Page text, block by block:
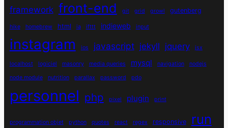
framework front-end git grid growl gutenberg
hike homebrew html ia ifttt indieweb input
instagram ios javascript jekyll jquery jsx
localhost logiciel masonry media queries mysql navigation nodejs
node module nutrition parallax password pdo
personnel php pixel plugin print
programmation objet python quotes react regex responsive run